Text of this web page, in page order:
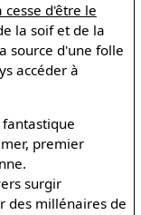
cesse d'être le
la soif et de la
source d'une folle
accéder à
fantastique
premier
surgir
des millénaires de